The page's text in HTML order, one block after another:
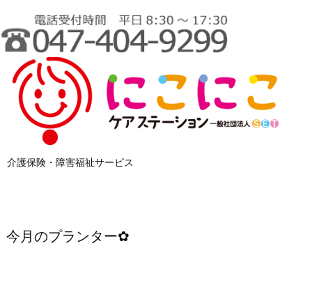
介護保険・障害福祉サービス
今月のプランター✿